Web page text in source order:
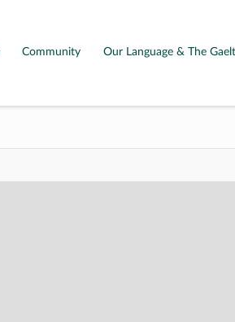
Community Our Language & The